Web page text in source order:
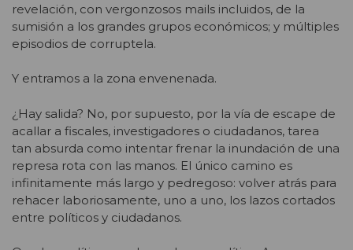
revelación, con vergonzosos mails incluidos, de la
sumisión a los grandes grupos económicos; y múltiples
episodios de corruptela.
Y entramos a la zona envenenada.
¿Hay salida? No, por supuesto, por la vía de escape de
acallar a fiscales, investigadores o ciudadanos, tarea
tan absurda como intentar frenar la inundación de una
represa rota con las manos. El único camino es
infinitamente más largo y pedregoso: volver atrás para
rehacer laboriosamente, uno a uno, los lazos cortados
entre políticos y ciudadanos.